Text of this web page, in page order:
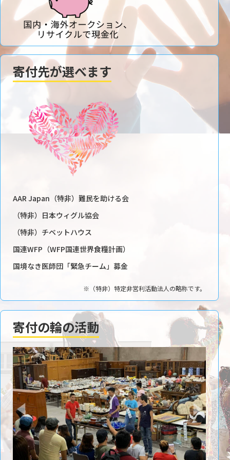
寄付先が選べます
AAR Japan（特非）難民を助ける会
（特非）日本ウィグル協会
（特非）チベットハウス
国連WFP（WFP国連世界食糧計画）
国境なき医師団「緊急チーム」募金
※（特非）特定非営利活動法人の略称です。
寄付の輪の活動